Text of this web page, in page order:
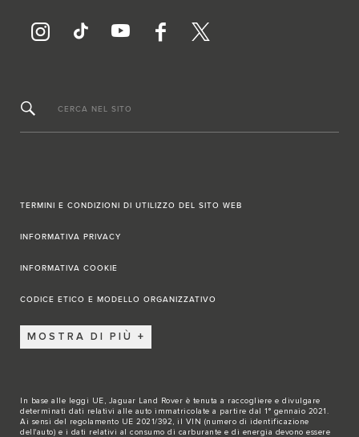
CERCA NEL SITO
TERMINI E CONDIZIONI DI UTILIZZO DEL SITO WEB
INFORMATIVA PRIVACY
INFORMATIVA COOKIE
CODICE ETICO E MODELLO ORGANIZZATIVO
MOSTRA DI PIÙ
In base alle leggi UE, Jaguar Land Rover è tenuta a raccogliere e divulgare
determinati dati relativi alle auto immatricolate a partire dal 1° gennaio 2021.
Ai sensi del regolamento UE 2021/392, il VIN (numero di identificazione
dell'auto) e i dati relativi al consumo di carburante e di energia devono essere